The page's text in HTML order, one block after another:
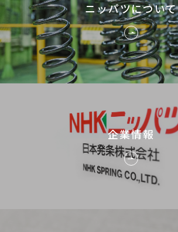
ニッパツについて
企業情報